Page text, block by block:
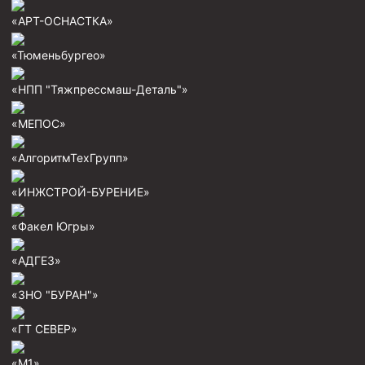
Пробки цементировочные
Скребки корончатые СК и тросовые СТ
Башмаки колонные
Инструмент для бурения и КРС (ловильный, аварийный)
Перья для резки кабеля
Шаблоны колонные
Пауки механические
Желонки
«АРТ-ОСНАСТКА»
«Тюменьбургео»
«НПП "Тяжпрессмаш-Деталь"»
«МЕПОС»
«АлгоритмТехГрупп»
«ИНЖСТРОЙ-БУРЕНИЕ»
«Факел Югры»
«АДГЕЗ»
«ЗНО "БУРАН"»
«ГТ СЕВЕР»